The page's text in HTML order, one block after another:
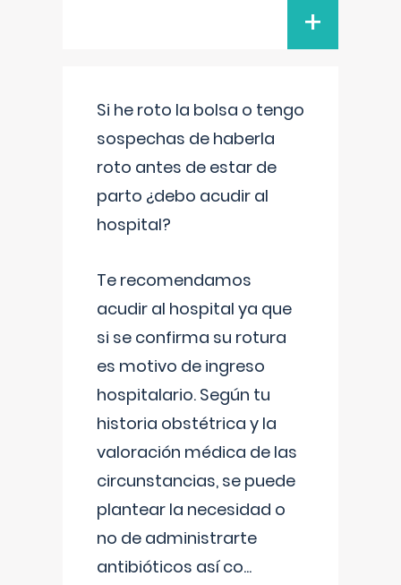
+
Si he roto la bolsa o tengo
sospechas de haberla
roto antes de estar de
parto ¿debo acudir al
hospital?
Te recomendamos
acudir al hospital ya que
si se confirma su rotura
es motivo de ingreso
hospitalario. Según tu
historia obstétrica y la
valoración médica de las
circunstancias, se puede
plantear la necesidad o
no de administrarte
antibióticos así co...